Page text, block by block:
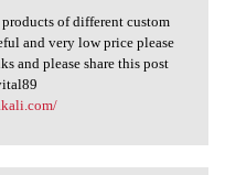
products of
products of different custom
and very low price please
and please share this post